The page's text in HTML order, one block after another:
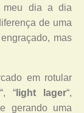
meu dia a dia
de uma
mas
em rotular
“, “ light lager“,
gerando uma